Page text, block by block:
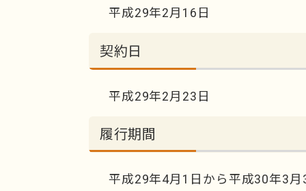
平成29年2月16日
契約日
平成29年2月23日
履行期間
平成29年4月1日から平成30年3月